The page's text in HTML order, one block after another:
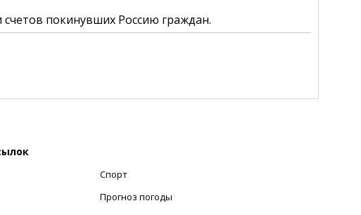
счетов покинувших Россию граждан.
Спорт
Прогноз погоды